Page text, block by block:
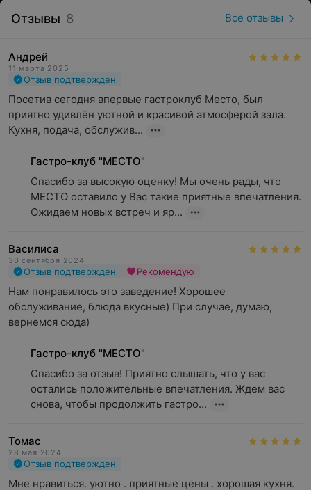
зажигательную шоу-программу. Так, в основном зале с
диджейские сеты, а с четверга по воскресенье с 21:00
до 23:00 звучит живой вокал от профессиональных
вокалистов, после чего на танцпол приглашает
диджей.
Кроме того, в заведении регулярно проводят
тематические вечера и музыкальные выступления по
Гастро-клуб банкетный зал «Место» в Бресте
предлагает проведение праздничных мероприятий,
вмещает до 100 гостей. В заведении есть также
отдельный банкетный зал на 55 приглашенных со
свободной расстановкой столов. Заказчик может
приглашать собственных ведущих и устраивать шоу-
программу по своему вкусу.
В гастро-клубе «Место» действуют фейс-контроль и
дресс-код. Фейс-контроль включает в себя проверку
документов для подтверждения возраста посетителей,
а также контроль за поведением и общим видом
подразумевает комфортный и повседневный стиль
одежды гостей, особенно приветствуется одежда
вечернего формата. Гости в спортивной одежде и
обуви в гастро-клуб не допускаются.
Отзывы 8 Все отзывы
Андрей
11 марта 2025
Отзыв подтвержден
Посетив сегодня впервые гастроклуб Место, был
приятно удивлён уютной и красивой атмосферой зала.
Кухня, подача, обслужив...
Гастро-клуб "МЕСТО"
Спасибо за высокую оценку! Мы очень рады, что
МЕСТО оставило у Вас такие приятные впечатления.
Ожидаем новых встреч и яр...
Василиса
30 сентября 2024
Отзыв подтвержден Рекомендую
Нам понравилось это заведение! Хорошее
обслуживание, блюда вкусные) При случае, думаю,
вернемся сюда)
Гастро-клуб "МЕСТО"
Спасибо за отзыв! Приятно слышать, что у вас
остались положительные впечатления. Ждем вас
снова, чтобы продолжить гастро...
Томас
28 мая 2024
Отзыв подтвержден
Мне нравиться. уютно . приятные цены . хорошая кухня.